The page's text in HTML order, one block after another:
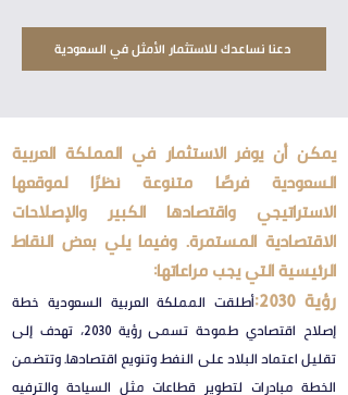
دعنا نساعدك للاستثمار الأمثل في السعودية
يمكن أن يوفر الاستثمار في المملكة العربية
السعودية فرصًا متنوعة نظرًا لموقعها
الاستراتيجي واقتصادها الكبير والإصلاحات
الاقتصادية المستمرة. وفيما يلي بعض النقاط
الرئيسية التي يجب مراعاتها:
رؤية 2030:
أطلقت المملكة العربية السعودية خطة
إصلاح اقتصادي طموحة تسمى رؤية 2030، تهدف إلى
تقليل اعتماد البلاد على النفط وتنويع اقتصادها. وتتضمن
الخطة مبادرات لتطوير قطاعات مثل السياحة والترفيه